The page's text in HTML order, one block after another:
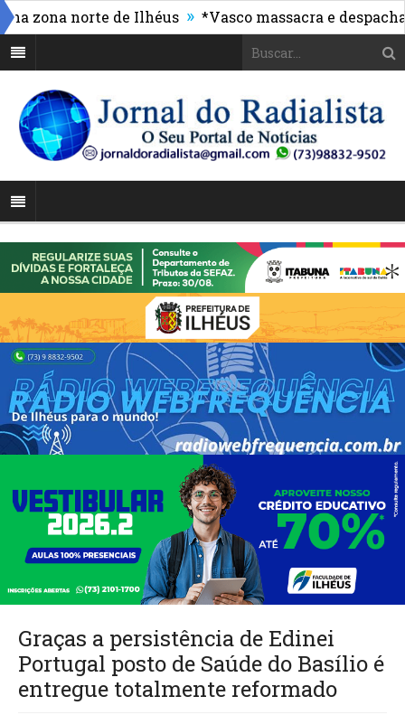
norte de Ilhéus » *Vasco massacra e despacha o
Graças a persistência de Edinei
Portugal posto de Saúde do Basílio é
entregue totalmente reformado